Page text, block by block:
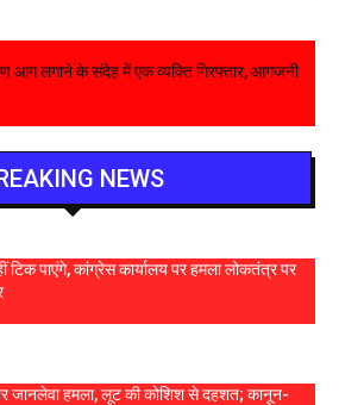
आग लगाने के संदेह में एक व्यक्ति गिरफ्तार, आगजनी
NEWS
टिक पाएंगे, कांग्रेस कार्यालय पर हमला लोकतंत्र पर
जानलेवा हमला, लूट की कोशिश से दहशत; कानून-